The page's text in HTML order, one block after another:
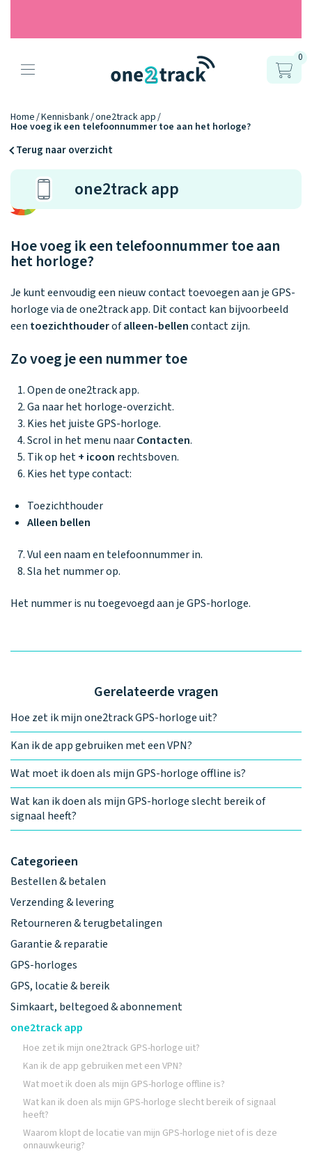
Producten
Onze gps
horloges
Connect
YOU
Connect
NEXT
Connect
UP
Horloges
Tweedekans
Ontdek alle
horloges
Accessoires
Opladers
Ontdek alle
Personaliseer
je bandje!
Kies je eigen
icoon en maak
je horloge
Hoe werkt
het?
Ontdek hoe
het werkt
Zo werken het
one2track-app
samen.
Waarom one2track
Handleiding
App updates
Blogs
Ons verhaal
Recensies
Werken bij
Stichting
Jarige Job
0
Home Kennisbank one2track app
Hoe voeg ik een telefoonnummer toe aan het horloge?
Terug naar overzicht
one2track app
Categorieen
Bestellen & betalen
Verzending & levering
Retourneren & terugbetalingen
Garantie & reparatie
GPS-horloges
GPS, locatie & bereik
Simkaart, beltegoed & abonnement
one2track app
Hoe zet ik mijn one2track GPS-horloge uit?
Kan ik de app gebruiken met een VPN?
Wat moet ik doen als mijn GPS-horloge offline is?
Wat kan ik doen als mijn GPS-horloge slecht bereik of signaal
heeft?
Waarom klopt de locatie van mijn GPS-horloge niet of is deze
onnauwkeurig?
Hoe voeg ik een telefoonnummer toe aan
het horloge?
Je kunt eenvoudig een nieuw contact toevoegen aan je GPS-
horloge via de one2track app. Dit contact kan bijvoorbeeld
een toezichthouderofalleen-bellencontact zijn.
Zo voeg je een nummer toe
Open de one2track app.
Ga naar het horloge-overzicht.
Kies het juiste GPS-horloge.
Scrol in het menu naarContacten.
Tik op het+ icoon rechtsboven.
Kies het type contact:
Toezichthouder
Alleen bellen
Vul een naam en telefoonnummer in.
Sla het nummer op.
Het nummer is nu toegevoegd aan je GPS-horloge.
Gerelateerde vragen
Hoe zet ik mijn one2track GPS-horloge uit?
Kan ik de app gebruiken met een VPN?
Wat moet ik doen als mijn GPS-horloge offline is?
Wat kan ik doen als mijn GPS-horloge slecht bereik of
signaal heeft?